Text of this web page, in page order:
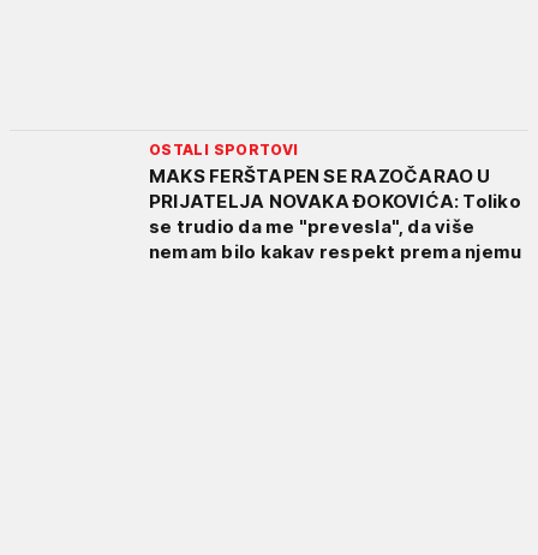
OSTALI SPORTOVI
MAKS FERŠTAPEN SE RAZOČARAO U
PRIJATELJA NOVAKA ĐOKOVIĆA: Toliko
se trudio da me "prevesla", da više
nemam bilo kakav respekt prema njemu